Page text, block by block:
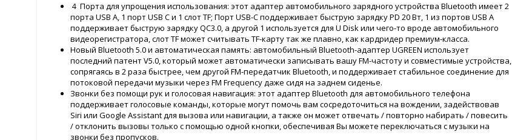
４ Порта для упрощения использования: этот адаптер автомобильного зарядного устройства Bluetooth имеет 2
порта USB A, 1 порт USB C и 1 слот TF; Порт USB-C поддерживает быструю зарядку PD 20 Вт, 1 из портов USB A
поддерживает быструю зарядку QC3.0, а другой 1 используется для U Disk или чего-то вроде автомобильного
видеорегистратора, слот TF может считывать TF-карту так же плавно, как кардридер премиум-класса.
Новый Bluetooth 5.0 и автоматическая память: автомобильный Bluetooth-адаптер UGREEN использует
последний патент V5.0, который может автоматически записывать вашу FM-частоту и совместимые устройства,
сопрягаясь в 2 раза быстрее, чем другой FM-передатчик Bluetooth, и поддерживает стабильное соединение для
потоковой передачи музыки через FM Frequency даже сидя на заднем сиденье.
Звонки без помощи рук и голосовая навигация: этот адаптер Bluetooth для автомобильного телефона
поддерживает голосовые команды, которые могут помочь вам сосредоточиться на вождении, задействовав
Siri или Google Assistant для вызова или навигации, а также он может отвечать / повторно набирать / повесить
/ отклонить вызовы только с помощью одной кнопки, обеспечивая Вы можете переключаться с музыки на
звонки без пропусков.